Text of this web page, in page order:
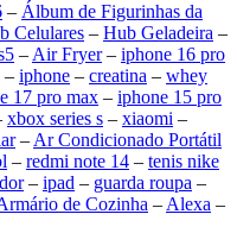
– Álbum de Figurinhas da
Celulares – Hub Geladeira –
– Air Fryer– iphone 16 pro
– iphone – creatina – whey
17 pro max – iphone 15 pro
xbox series s – xiaomi –
– Ar Condicionado Portátil
– redmi note 14 – tenis nike
– ipad – guarda roupa –
de Cozinha – Alexa –